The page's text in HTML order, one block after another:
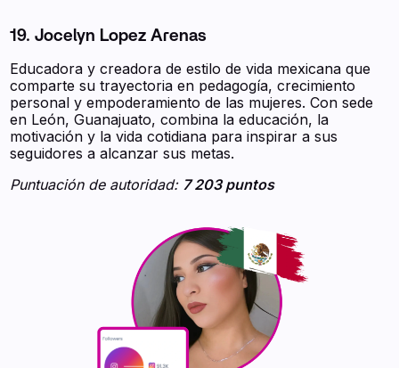
19. Jocelyn Lopez Arenas
Educadora y creadora de estilo de vida mexicana que
comparte su trayectoria en pedagogía, crecimiento
personal y empoderamiento de las mujeres. Con sede
en León, Guanajuato, combina la educación, la
motivación y la vida cotidiana para inspirar a sus
seguidores a alcanzar sus metas.
Puntuación de autoridad: 7 203 puntos